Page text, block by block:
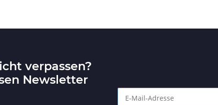
verpassen?
Newsletter